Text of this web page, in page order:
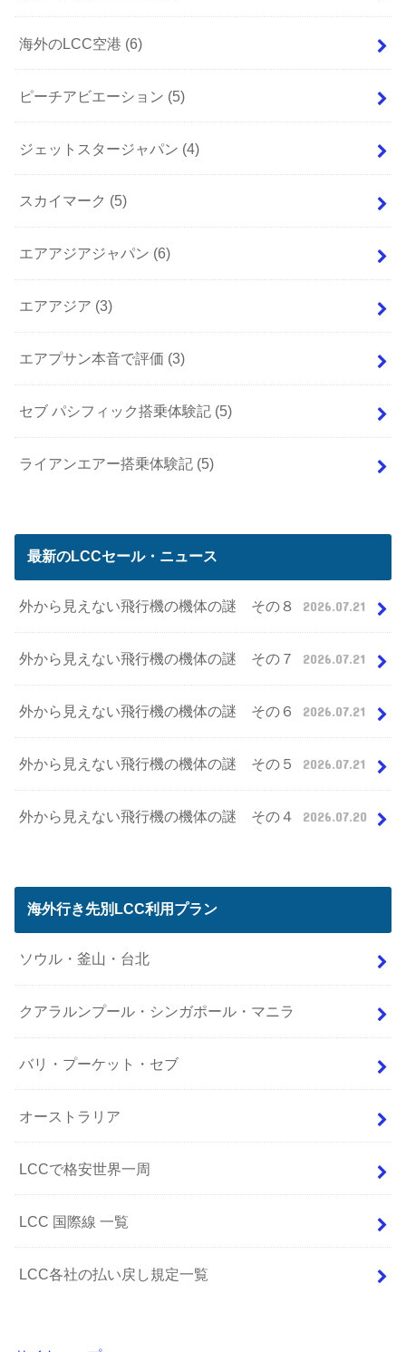
海外のLCC空港 (6)
ピーチアビエーション (5)
ジェットスタージャパン (4)
スカイマーク (5)
エアアジアジャパン (6)
エアアジア (3)
エアプサン本音で評価 (3)
セブ パシフィック搭乗体験記 (5)
ライアンエアー搭乗体験記 (5)
最新のLCCセール・ニュース
外から見えない飛行機の機体の謎 その８ 2026.07.21
外から見えない飛行機の機体の謎 その７ 2026.07.21
外から見えない飛行機の機体の謎 その６ 2026.07.21
外から見えない飛行機の機体の謎 その５ 2026.07.21
外から見えない飛行機の機体の謎 その４ 2026.07.20
海外行き先別LCC利用プラン
ソウル・釜山・台北
クアラルンプール・シンガポール・マニラ
バリ・プーケット・セブ
オーストラリア
LCCで格安世界一周
LCC 国際線 一覧
LCC各社の払い戻し規定一覧